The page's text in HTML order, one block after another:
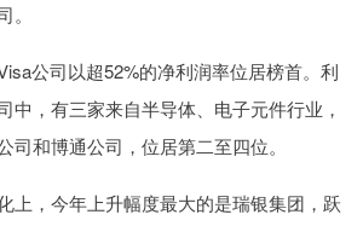
公司以超52%的净利润率位居榜首。利
中，有三家来自半导体、电子元件行业，
司和博通公司，位居第二至四位。
，今年上升幅度最大的是瑞银集团，跃